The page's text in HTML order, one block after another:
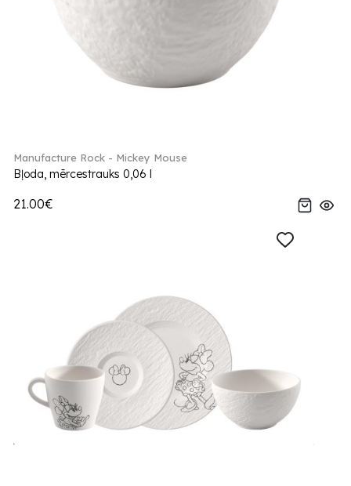
Manufacture Rock - Mickey Mouse
Bļoda, mērcestrauks 0,06 l
21.00€